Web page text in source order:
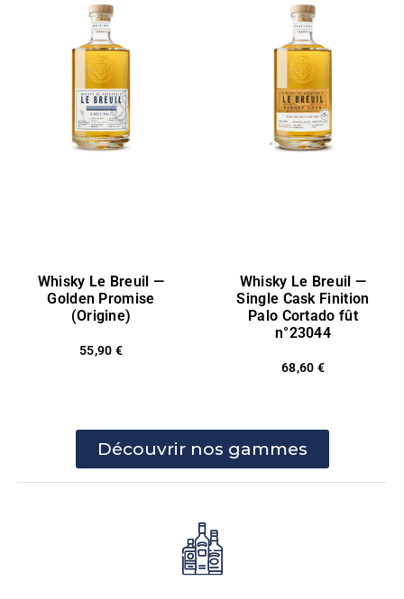
Whisky Le Breuil —
Golden Promise
(Origine)
55,90 €
Whisky Le Breuil —
Single Cask Finition
Palo Cortado fût
n°23044
68,60 €
Découvrir nos gammes